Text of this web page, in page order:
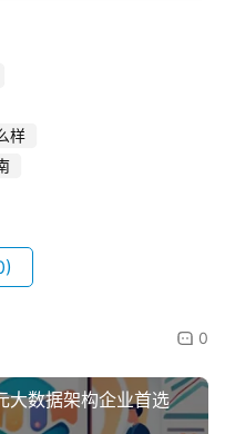
样
0
大数据架构企业首选